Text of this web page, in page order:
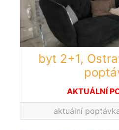
byt 2+1,
AKTUÁLNÍ
aktuální